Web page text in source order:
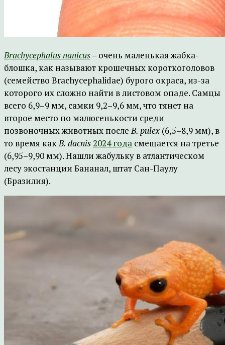
Brachycephalus nanicus– очень маленькая жабка-
блошка, как называют крошечных короткоголовов
(семейство Brachycephalidae) бурого окраса, из-за
которого их сложно найти в листовом опаде. Самцы
всего 6,9–9 мм, самки 9,2–9,6 мм, что тянет на
второе место по малюсенькости среди
позвоночных животных послеB. pulex (6,5–8,9 мм), в
то время какB. dacnis2024 года смещается на третье
(6,95–9,90 мм). Нашли жабульку в атлантическом
лесу экостанции Бананал, штат Сан-Паулу
(Бразилия).